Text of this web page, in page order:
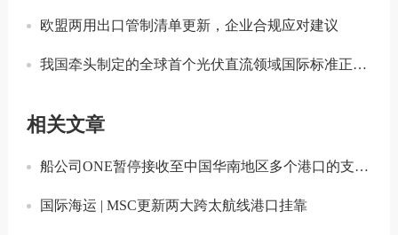
欧盟两用出口管制清单更新，企业合规应对建议
我国牵头制定的全球首个光伏直流领域国际标准正式发布
相关文章
船公司ONE暂停接收至中国华南地区多个港口的支线货物
国际海运 | MSC更新两大跨太航线港口挂靠